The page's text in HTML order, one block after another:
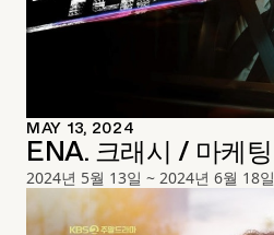
MAY 13, 2024
ENA. 크래시 / 마케팅
2024년 5월 13일 ~ 2024년 6월 18일